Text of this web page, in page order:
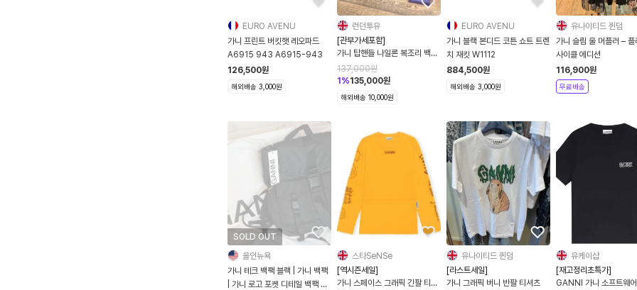
EURO AVENU
가니 프린트 버킷햇 레오파드
A6915 943 A6915-943
126,500원
해외배송 3,000원
런던투유
[관부가세포함]
가니 탑핸들 나일론 복조리 백
A6206
137,000원
1%135,000원
해외배송 10,000원
EURO AVENU
가니 블랙 본디드 코튼 쇼트 트렌
치 재킷 W1112
884,500원
해외배송 3,000원
유나이티드 퀸덤
가니 슬림 울 머플러 – 플
사이클 에디션
116,900원
무료배송
SOLD OUT
올인뉴욕
가니 테크 백팩 블랙 | 가니 백팩
| 가니 로고 포켓 디테일 백팩 블
스타SeNSe
[역시즌세일]
가니 스페이스 그래픽 긴팔 티셔
유나이티드 퀸덤
[라스트세일]
가니 그래픽 버니 반팔 티셔츠
유케이샵
[재고정리초특가]
GANNI 가니 소프트웨